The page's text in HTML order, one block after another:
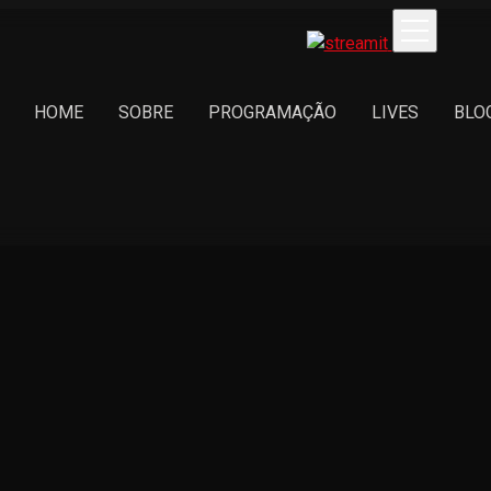
HOME SOBRE PROGRAMAÇÃO LIVES